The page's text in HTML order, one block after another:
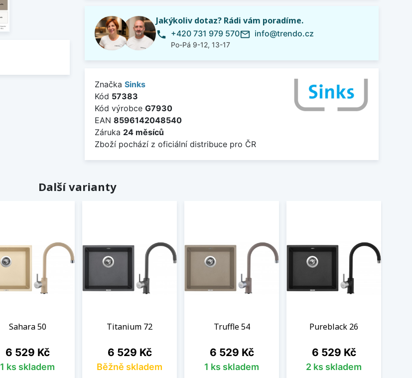
Jakýkoliv dotaz? Rádi vám poradíme.
phone +420 731 979 570
Po-Pá 9-12, 13-17
mail_outline info@trendo.cz
Značka Sinks
Kód 57383
Kód výrobce G7930
EAN 8596142048540
Záruka 24 měsíců
Zboží pochází z oficiální distribuce pro ČR
Další varianty
Sahara 50
Cena
6 529 Kč
1 ks skladem
Titanium 72
Cena
6 529 Kč
Běžně skladem
Truffle 54
Cena
6 529 Kč
1 ks skladem
Pureblack 26
Cena
6 529 Kč
2 ks skladem